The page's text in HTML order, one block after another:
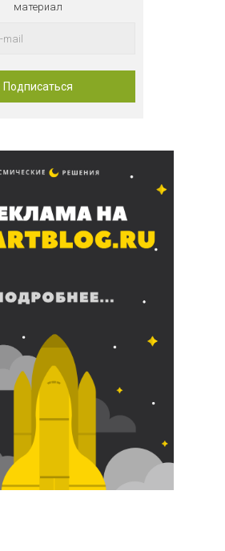
материал